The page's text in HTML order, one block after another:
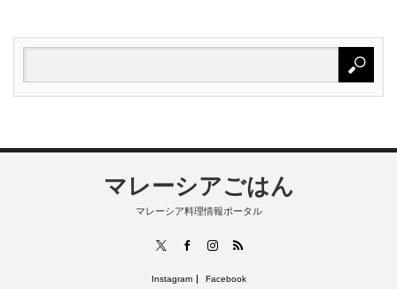
マレーシアごはん
マレーシア料理情報ポータル
FacebookInstagram
RSS
Instagram Facebook